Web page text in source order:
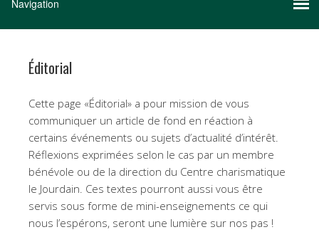
Éditorial
Cette page «Éditorial» a pour mission de vous
communiquer un article de fond en réaction à
certains événements ou sujets d’actualité d’intérêt.
Réflexions exprimées selon le cas par un membre
bénévole ou de la direction du Centre charismatique
le Jourdain. Ces textes pourront aussi vous être
servis sous forme de mini-enseignements ce qui
nous l’espérons, seront une lumière sur nos pas !